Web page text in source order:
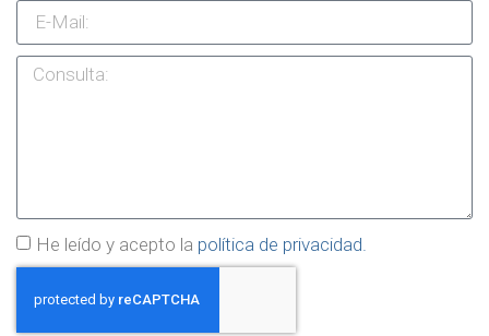
He leído y acepto la política de privacidad.